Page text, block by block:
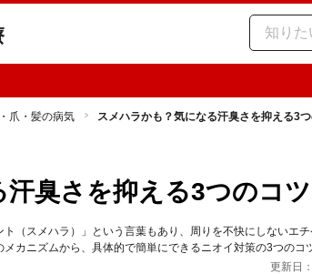
爪・髪の病気 スメハラかも？気になる汗臭さを抑える3
臭さを抑える3つのコツ
（スメハラ）」という言葉もあり、周りを不快にしないエ
カニズムから、具体的で簡単にできるニオイ対策の3つのコ
更新日